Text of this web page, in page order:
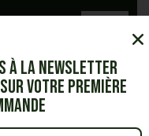
à la Newsletter
sur votre première